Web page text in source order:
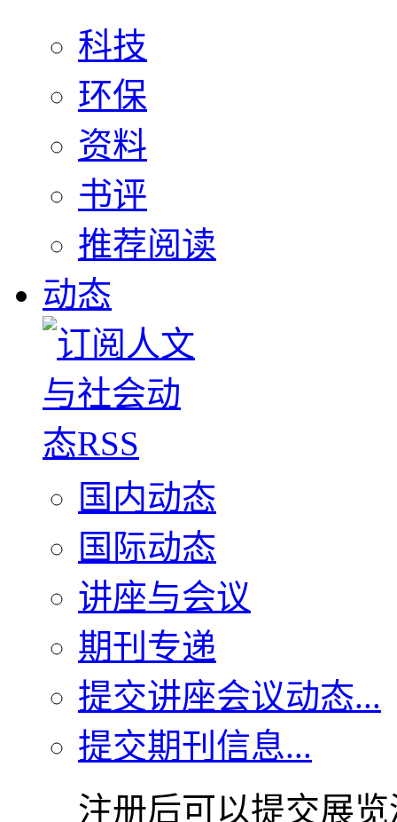
科技
环保
资料
书评
推荐阅读
动态
国内动态
国际动态
讲座与会议
期刊专递
提交讲座会议动态...
提交期刊信息...
注册后可以提交展